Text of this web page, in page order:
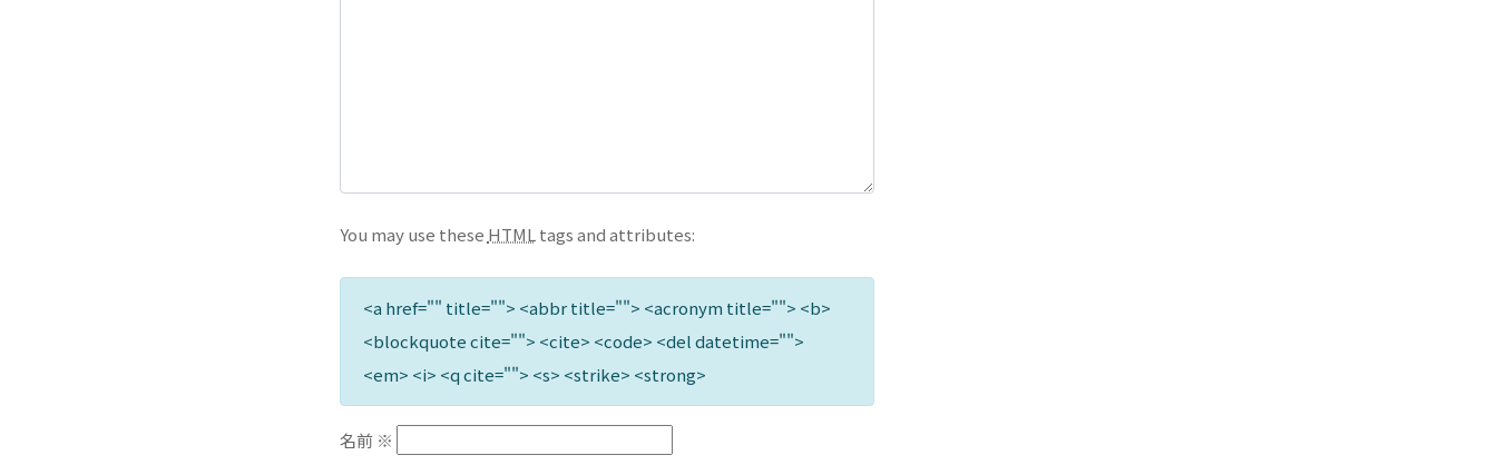
You may use these HTML tags and attributes:
<a href="" title=""> <abbr title=""> <acronym title=""> <b>
<blockquote cite=""> <cite> <code> <del datetime="">
<em> <i> <q cite=""> <s> <strike> <strong>
名前 ※